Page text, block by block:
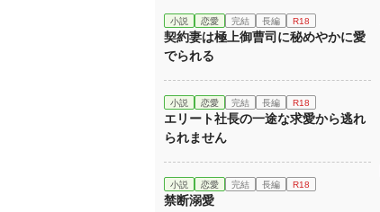
小説 恋愛 完結 長編 R18
契約妻は極上御曹司に秘めやかに愛
でられる
小説 恋愛 完結 長編 R18
エリート社長の一途な求愛から逃れ
られません
小説 恋愛 完結 長編 R18
禁断溺愛